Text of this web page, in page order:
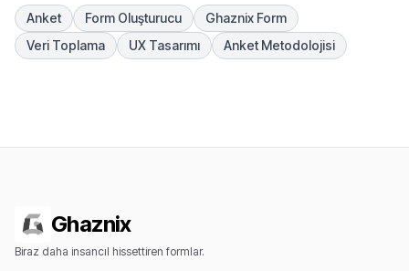
Anket Form Oluşturucu
Ghaznix Form
Veri Toplama
UX Tasarımı Anket Metodolojisi
Ghaznix
Biraz daha insancıl hissettiren formlar.